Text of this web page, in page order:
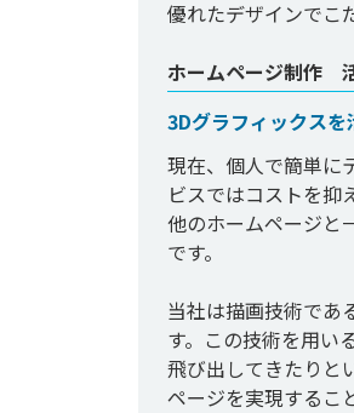
ホームページ制作
3Dグラフィックス
現在、個人で簡単に
ビスではコストを抑
他のホームページと
です。
当社は描画技術であ
す。この技術を用い
飛び出してきたりと
ページを実現するこ